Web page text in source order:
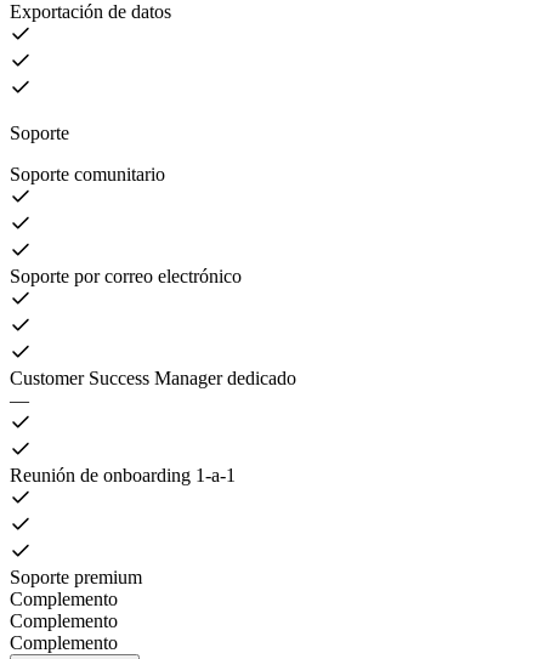
Exportación de datos
Soporte
Soporte comunitario
Soporte por correo electrónico
Customer Success Manager dedicado
—
Reunión de onboarding 1-a-1
Soporte premium
Complemento
Complemento
Complemento